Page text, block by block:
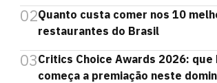
02Quanto custa comer nos 10
restaurantes do Brasil
03Critics Choice Awards 2026: que
começa a premiação neste